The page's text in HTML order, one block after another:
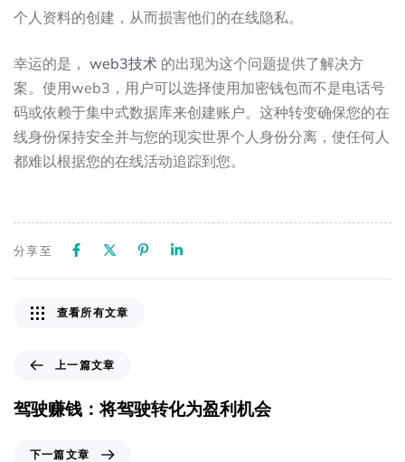
个人资料的创建，从而损害他们的在线隐私。
幸运的是， web3技术 的出现为这个问题提供了解决方
案。使用web3，用户可以选择使用加密钱包而不是电话号
码或依赖于集中式数据库来创建账户。这种转变确保您的在
线身份保持安全并与您的现实世界个人身份分离，使任何人
都难以根据您的在线活动追踪到您。
分享至
上一篇文章
驾驶赚钱：将驾驶转化为盈利机会
查看所有文章
下一篇文章